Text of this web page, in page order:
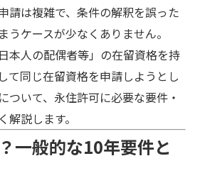
請は複雑で、条件の解釈を誤った
うケースが少なくありません。
本人の配偶者等」の在留資格を持
て同じ在留資格を申請しようとし
ついて、永住許可に必要な要件・
説します。
一般的な10年要件と